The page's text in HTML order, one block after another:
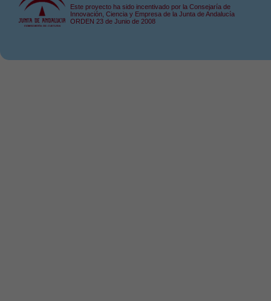
Este proyecto ha sido incentivado por la Consejaría de
Innovación, Ciencia y Empresa de la Junta de Andalucía
ORDEN 23 de Junio de 2008